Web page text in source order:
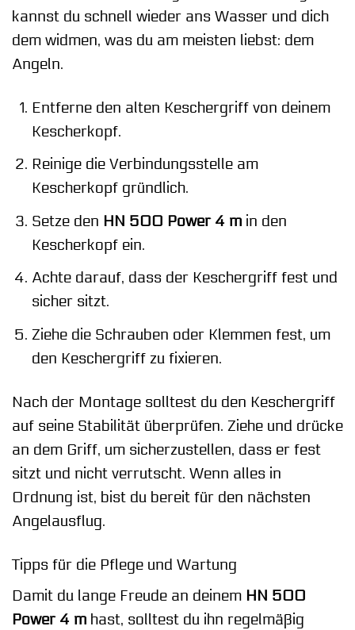
kannst du schnell wieder ans Wasser und dich
dem widmen, was du am meisten liebst: dem
Angeln.
Entferne den alten Keschergriff von deinem
Kescherkopf.
Reinige die Verbindungsstelle am
Kescherkopf gründlich.
Setze den HN 500 Power 4 min den
Kescherkopf ein.
Achte darauf, dass der Keschergriff fest und
sicher sitzt.
Ziehe die Schrauben oder Klemmen fest, um
den Keschergriff zu fixieren.
Nach der Montage solltest du den Keschergriff
auf seine Stabilität überprüfen. Ziehe und drücke
an dem Griff, um sicherzustellen, dass er fest
sitzt und nicht verrutscht. Wenn alles in
Ordnung ist, bist du bereit für den nächsten
Angelausflug.
Tipps für die Pflege und Wartung
Damit du lange Freude an deinem HN 500
Power 4 m hast, solltest du ihn regelmäßig